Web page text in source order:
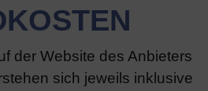
der Website des Anbieters
sich jeweils inklusive